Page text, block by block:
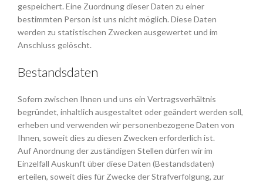
gespeichert. Eine Zuordnung dieser Daten zu einer
bestimmten Person ist uns nicht möglich. Diese Daten
werden zu statistischen Zwecken ausgewertet und im
Anschluss gelöscht.
Bestandsdaten
Sofern zwischen Ihnen und uns ein Vertragsverhältnis
begründet, inhaltlich ausgestaltet oder geändert werden soll,
erheben und verwenden wir personenbezogene Daten von
Ihnen, soweit dies zu diesen Zwecken erforderlich ist.
Auf Anordnung der zuständigen Stellen dürfen wir im
Einzelfall Auskunft über diese Daten (Bestandsdaten)
erteilen, soweit dies für Zwecke der Strafverfolgung, zur